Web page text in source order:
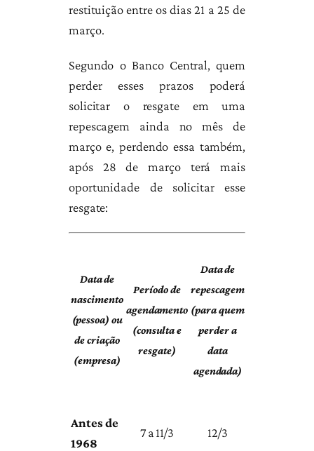
restituição entre os dias 21 a 25 de
março.
Segundo o Banco Central, quem
perder esses prazos poderá
solicitar o resgate em uma
repescagem ainda no mês de
março e, perdendo essa também,
após 28 de março terá mais
oportunidade de solicitar esse
resgate:
Data de
nascimento
(pessoa) ou
de criação
(empresa)
Período de
agendamento
(consulta e
resgate)
Data de
repescagem
(para quem
perder a
data
agendada)
Antes de
1968
7 a 11/3 12/3